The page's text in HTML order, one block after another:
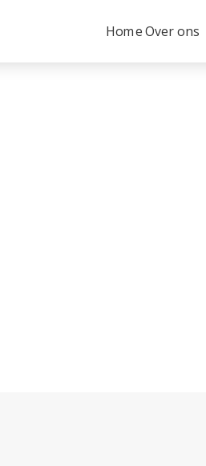
Home Over ons